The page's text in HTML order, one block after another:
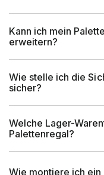
Kann ich mein
erweitern?
Wie stelle ich die
sicher?
Welche Lager-
Palettenregal?
Wie montiere ich